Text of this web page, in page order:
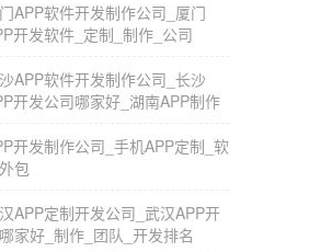
APP软件开发制作公司_厦门
开发软件_定制_制作_公司
APP软件开发制作公司_长沙
开发公司哪家好_湖南APP制作
开发制作公司_手机APP定制_软
包
APP定制开发公司_武汉APP开
家好_制作_团队_开发排名